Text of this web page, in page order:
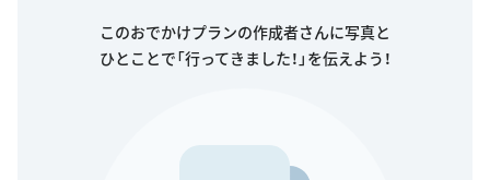
このおでかけプランの作成者さんに写真と
ひとことで「行ってきました！」を伝えよう！